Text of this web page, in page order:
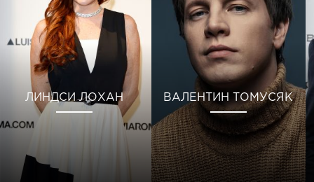
ЛИНДСИ ЛОХАН ВАЛЕНТИН ТОМУСЯК